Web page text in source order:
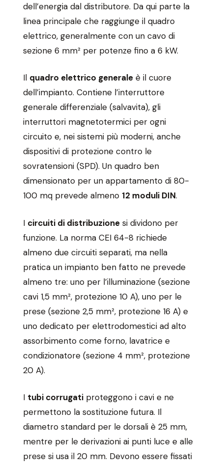
dell’energia dal distributore. Da qui parte la
linea principale che raggiunge il quadro
elettrico, generalmente con un cavo di
sezione 6 mm² per potenze fino a 6 kW.
Il quadro elettrico generale è il cuore
dell’impianto. Contiene l’interruttore
generale differenziale (salvavita), gli
interruttori magnetotermici per ogni
circuito e, nei sistemi più moderni, anche
dispositivi di protezione contro le
sovratensioni (SPD). Un quadro ben
dimensionato per un appartamento di 80-
100 mq prevede almeno 12 moduli DIN.
I circuiti di distribuzione si dividono per
funzione. La norma CEI 64-8 richiede
almeno due circuiti separati, ma nella
pratica un impianto ben fatto ne prevede
almeno tre: uno per l’illuminazione (sezione
cavi 1,5 mm², protezione 10 A), uno per le
prese (sezione 2,5 mm², protezione 16 A) e
uno dedicato per elettrodomestici ad alto
assorbimento come forno, lavatrice e
condizionatore (sezione 4 mm², protezione
20 A).
I tubi corrugati proteggono i cavi e ne
permettono la sostituzione futura. Il
diametro standard per le dorsali è 25 mm,
mentre per le derivazioni ai punti luce e alle
prese si usa il 20 mm. Devono essere fissati